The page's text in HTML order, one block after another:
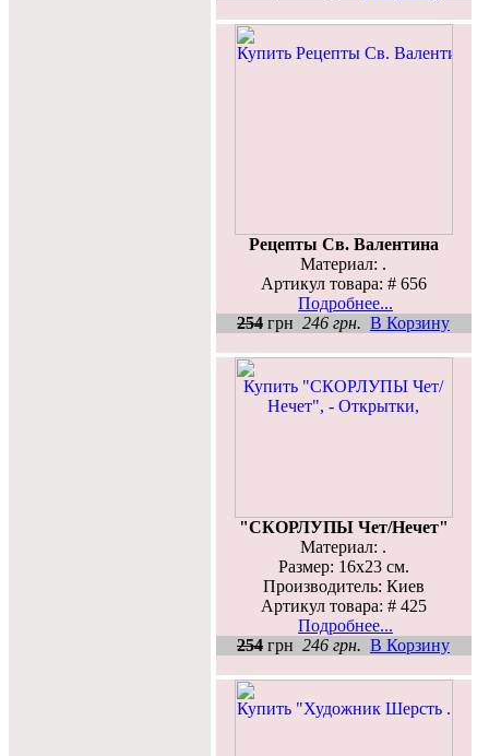
Рецепты Св. Валентина
Материал: .
Артикул товара: # 656
Подробнее...
254 грн 246 грн. В Корзину
"СКОРЛУПЫ Чет/Нечет"
Материал: .
Размер: 16х23 см.
Производитель: Киев
Артикул товара: # 425
Подробнее...
254 грн 246 грн. В Корзину